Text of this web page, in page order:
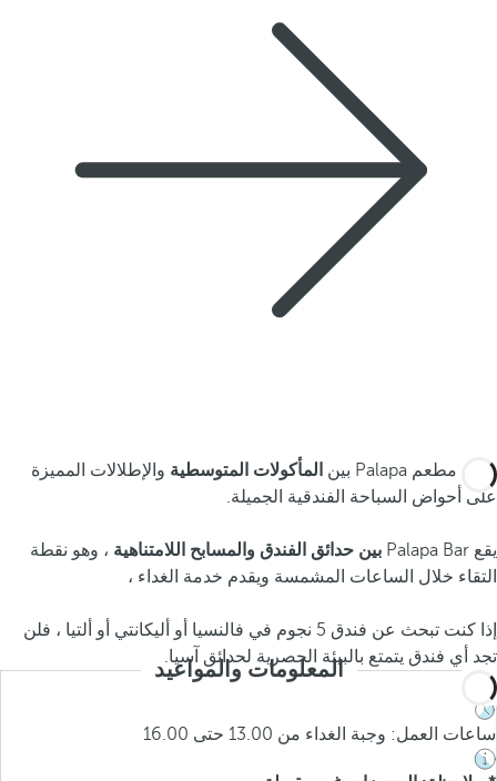
يجمع مطعم Palapa بين المأكولات المتوسطية والإطلالات المميزة
على أحواض السباحة الفندقية الجميلة.
يقع Palapa Bar بين حدائق الفندق والمسابح اللامتناهية ، وهو نقطة
التقاء خلال الساعات المشمسة ويقدم خدمة الغداء ،
إذا كنت تبحث عن فندق 5 نجوم في فالنسيا أو أليكانتي أو ألتيا ، فلن
تجد أي فندق يتمتع بالبيئة الحصرية لحدائق آسيا.
المعلومات والمواعيد
ساعات العمل: وجبة الغداء من 13.00 حتى 16.00